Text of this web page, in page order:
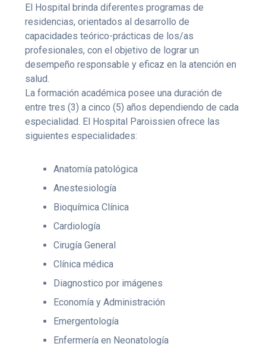
El Hospital brinda diferentes programas de
residencias, orientados al desarrollo de
capacidades teórico-prácticas de los/as
profesionales, con el objetivo de lograr un
desempeño responsable y eficaz en la atención en
salud.
La formación académica posee una duración de
entre tres (3) a cinco (5) años dependiendo de cada
especialidad. El Hospital Paroissien ofrece las
siguientes especialidades:
Anatomía patológica
Anestesiología
Bioquímica Clínica
Cardiología
Cirugía General
Clínica médica
Diagnostico por imágenes
Economía y Administración
Emergentología
Enfermería en Neonatología